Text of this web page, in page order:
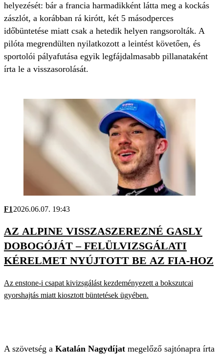
helyezését: bár a francia harmadikként látta meg a kockás
zászlót, a korábban rá kirótt, két 5 másodperces
időbüntetése miatt csak a hetedik helyen rangsorolták. A
pilóta megrendülten nyilatkozott a leintést követően, és
sportolói pályafutása egyik legfájdalmasabb pillanataként
írta le a visszasorolását.
F1 2026.06.07. 19:43
AZ ALPINE VISSZASZEREZNÉ GASLY
DOBOGÓJÁT – FELÜLVIZSGÁLATI
KÉRELMET NYÚJTOTT BE AZ FIA-HOZ
Az enstone-i csapat kivizsgálást kezdeményezett a bokszutcai
gyorshajtás miatt kiosztott büntetések ügyében.
A szövetség a Katalán Nagydíjat megelőző sajtónapra írta